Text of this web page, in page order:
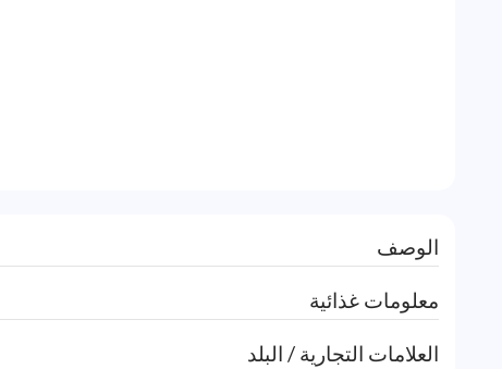
الوصف
معلومات غذائية
العلامات التجارية / البلد